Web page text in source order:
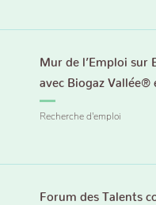
Mur de l’Emploi sur
avec Biogaz
Recherche d'emploi
Forum des Talents